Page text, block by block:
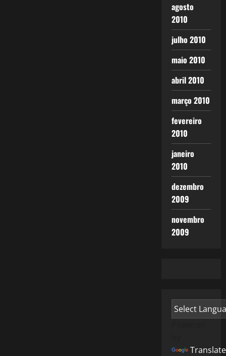
agosto
2010
julho 2010
maio 2010
abril 2010
março 2010
fevereiro
2010
janeiro
2010
dezembro
2009
novembro
2009
Translate